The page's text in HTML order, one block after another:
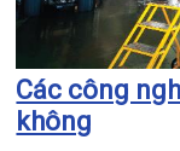
Các công
không